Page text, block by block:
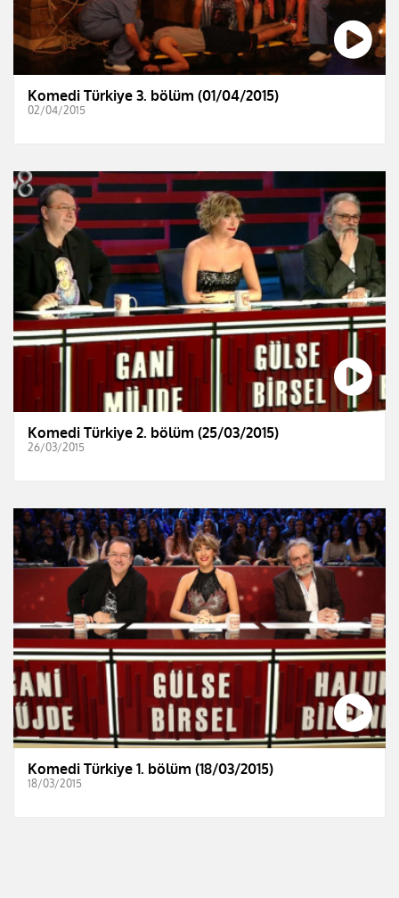
Komedi Türkiye 3. bölüm (01/04/2015)
02/04/2015
Komedi Türkiye 2. bölüm (25/03/2015)
26/03/2015
Komedi Türkiye 1. bölüm (18/03/2015)
18/03/2015